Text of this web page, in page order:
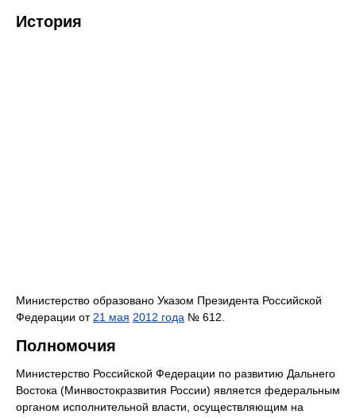
История
Министерство образовано Указом Президента Российской
Федерации от 21 мая 2012 года № 612.
Полномочия
Министерство Российской Федерации по развитию Дальнего
Востока (Минвостокразвития России) является федеральным
органом исполнительной власти, осуществляющим на